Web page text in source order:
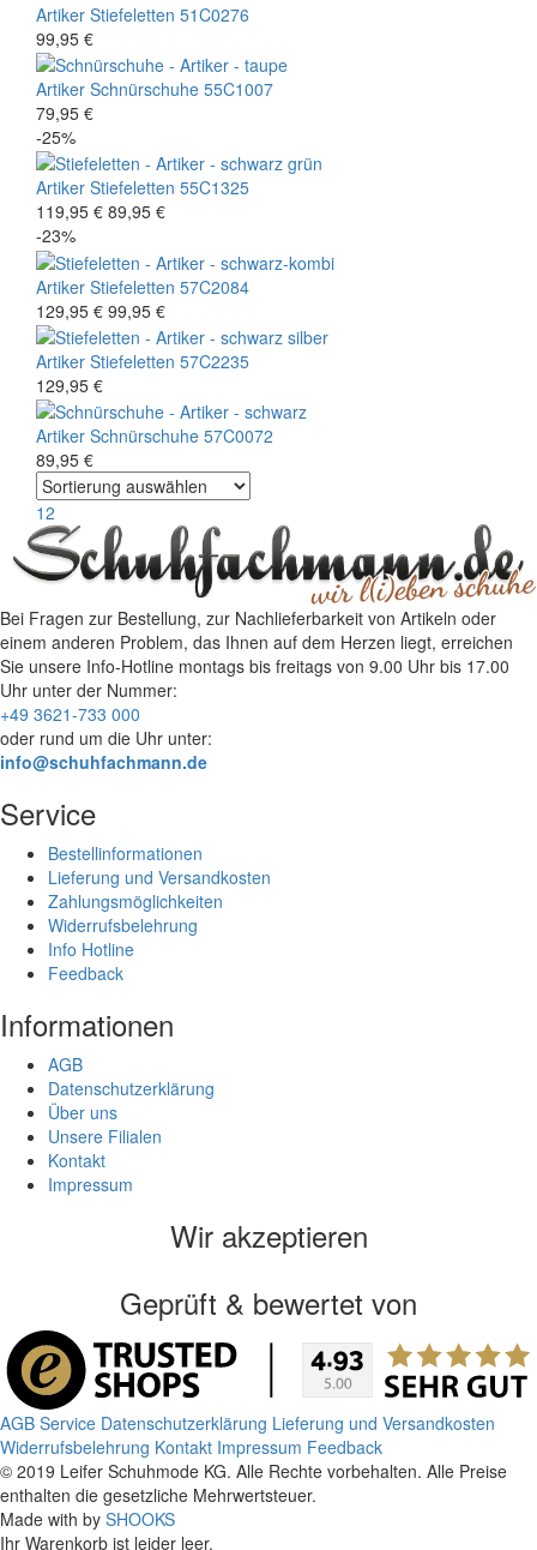
Artiker Stiefeletten 51C0276
99,95 €
Artiker Schnürschuhe 55C1007
79,95 €
-25%
Artiker Stiefeletten 55C1325
119,95 € 89,95 €
-23%
Artiker Stiefeletten 57C2084
129,95 € 99,95 €
Artiker Stiefeletten 57C2235
129,95 €
Artiker Schnürschuhe 57C0072
89,95 €
12
Bei Fragen zur Bestellung, zur Nachlieferbarkeit von Artikeln oder
einem anderen Problem, das Ihnen auf dem Herzen liegt, erreichen
Sie unsere Info-Hotline montags bis freitags von 9.00 Uhr bis 17.00
Uhr unter der Nummer:
+49 3621-733 000
oder rund um die Uhr unter:
info@schuhfachmann.de
Service
Bestellinformationen
Lieferung und Versandkosten
Zahlungsmöglichkeiten
Widerrufsbelehrung
Info Hotline
Feedback
Informationen
AGB
Datenschutzerklärung
Über uns
Unsere Filialen
Kontakt
Impressum
Wir akzeptieren
Geprüft & bewertet von
AGB Service Datenschutzerklärung Lieferung und Versandkosten
Widerrufsbelehrung Kontakt Impressum Feedback
© 2019 Leifer Schuhmode KG. Alle Rechte vorbehalten. Alle Preise
enthalten die gesetzliche Mehrwertsteuer.
Made with by SHOOKS
Ihr Warenkorb ist leider leer.